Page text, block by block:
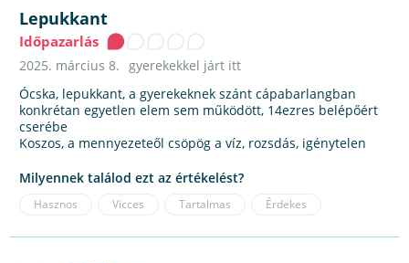
Lepukkant
Időpazarlás
2025. március 8. gyerekekkel járt itt
Ócska, lepukkant, a gyerekeknek szánt cápabarlangban
konkrétan egyetlen elem sem működött, 14ezres belépőért
cserébe
Koszos, a mennyezeteől csöpög a víz, rozsdás, igénytelen
Milyennek találod ezt az értékelést?
Hasznos Vicces Tartalmas Érdekes